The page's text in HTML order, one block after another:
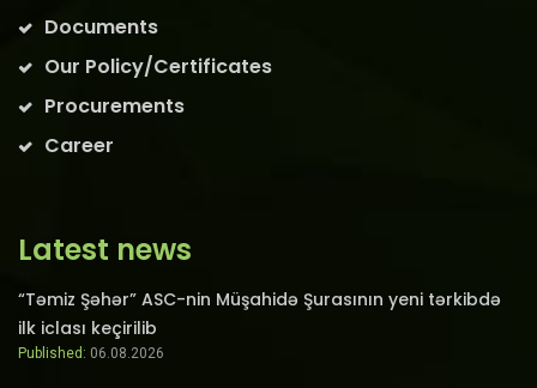
Documents
Our Policy/Certificates
Procurements
Career
Latest news
“Təmiz Şəhər” ASC-nin Müşahidə Şurasının yeni tərkibdə
ilk iclası keçirilib
Published: 06.08.2026